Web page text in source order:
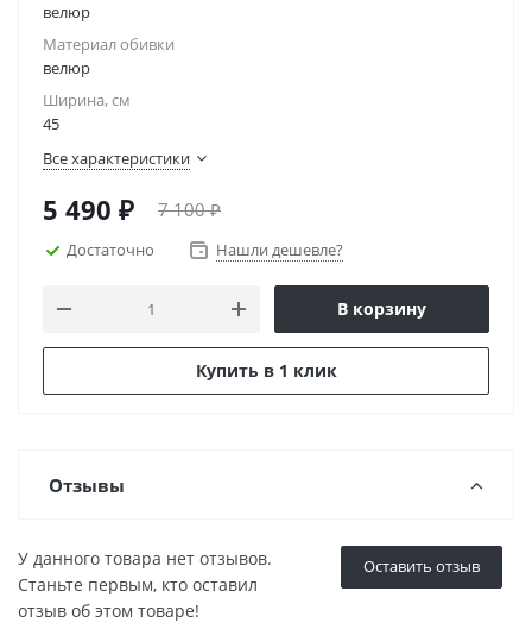
велюр
Материал обивки
велюр
Ширина, см
45
Все характеристики
5 490 ₽ 7 100₽
Достаточно Нашли дешевле?
В корзину
Купить в 1 клик
Отзывы
Оставить отзыв
У данного товара нет отзывов.
Станьте первым, кто оставил
отзыв об этом товаре!